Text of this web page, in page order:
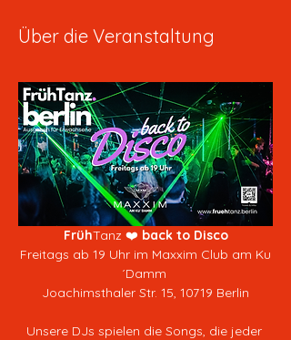
Über die Veranstaltung
FrühTanz ❤️ back to Disco
Freitags ab 19 Uhr im Maxxim Club am Ku
´Damm
Joachimsthaler Str. 15, 10719 Berlin
Unsere DJs spielen die Songs, die jeder